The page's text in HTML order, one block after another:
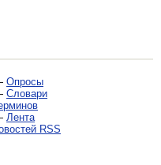
Опросы
Словари
Лента
RSS